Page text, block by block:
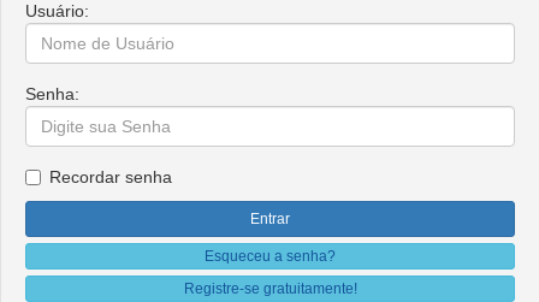
Usuário:
Senha:
Recordar senha
Esqueceu a senha?
Registre-se gratuitamente!